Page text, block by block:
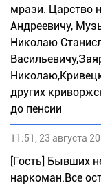
мрази. Царство
Андреевичу,
Николаю
других
до пенсии
11:51, 23 августа
[Гость] Бывших
наркоман.Все